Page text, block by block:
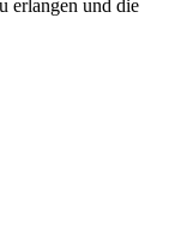
erlangen und die